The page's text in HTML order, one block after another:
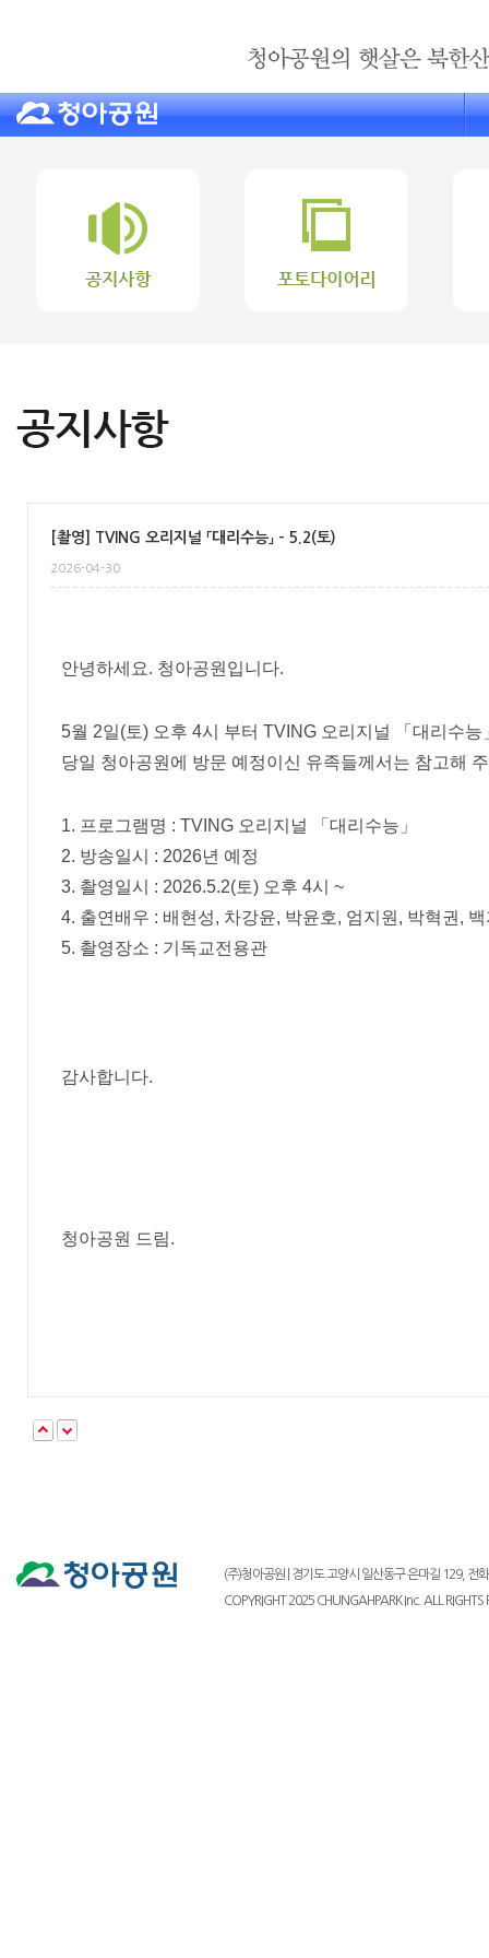
[촬영] TVING 오리지널 「대리수능」 - 5.2(토)
2026-04-30
안녕하세요. 청아공원입니다.
5월 2일(토) 오후 4시 부터 TVING 오리지널 「대리수
당일 청아공원에 방문 예정이신 유족들께서는 참고해
1. 프로그램명 : TVING 오리지널 「대리수능」
2. 방송일시 : 2026년 예정
3. 촬영일시 : 2026.5.2(토) 오후 4시 ~
4. 출연배우 : 배현성, 차강윤, 박윤호, 엄지원, 박혁권,
5. 촬영장소 : 기독교전용관
감사합니다.
청아공원 드림.
(주)청아공원 | 경기도 고양시 일산동구 은마길 129,
COPYRIGHT 2025 CHUNGAHPARK Inc. ALL RIGHTS